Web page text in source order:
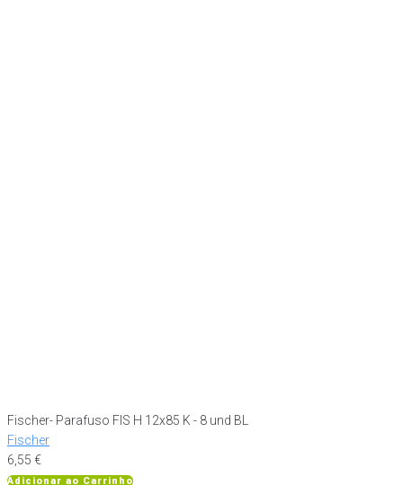
Fischer- Parafuso FIS H 12x85 K - 8 und BL
Fischer
6,55 €
Adicionar ao Carrinho